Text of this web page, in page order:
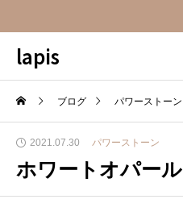
lapis
ブログ パワーストーン
2021.07.30 パワーストーン
ホワートオパール